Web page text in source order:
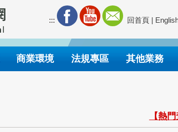
::: 回首頁 |
商業環境 法規專區 其他業務
【熱